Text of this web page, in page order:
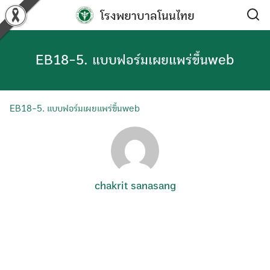
Skip
to
content
โรงพยาบาลโนนไทย
EB18-5. แบบฟอร์มเผยแพร่ขึ้นweb
EB18-5. แบบฟอร์มเผยแพร่ขึ้นweb
chakrit sanasang